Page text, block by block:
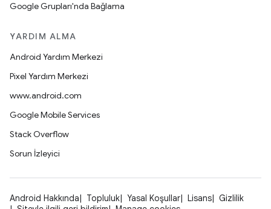
Google Grupları'nda Bağlama
YARDIM ALMA
Android Yardım Merkezi
Pixel Yardım Merkezi
www.android.com
Google Mobile Services
Stack Overflow
Sorun İzleyici
Android Hakkında Topluluk Yasal Koşullar Lisans
Gizlilik